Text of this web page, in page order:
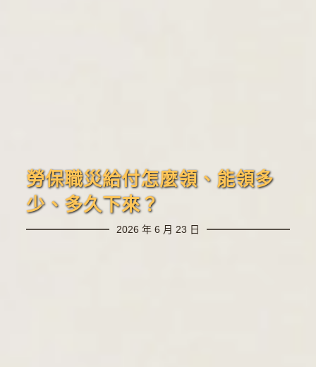
勞保職災給付怎麼領、能領多
少、多久下來？
2026 年 6 月 23 日